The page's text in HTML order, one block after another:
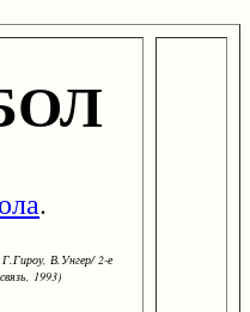
.
В.Унгер/ 2-е
1993)